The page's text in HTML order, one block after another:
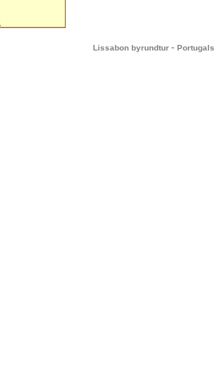
Lissabon byrundtur - Portugals